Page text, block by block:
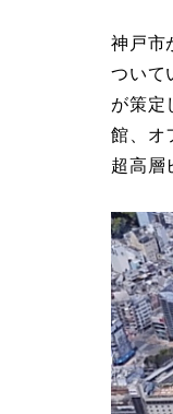
神戸市
ついて
が策定
館、オ
超高層